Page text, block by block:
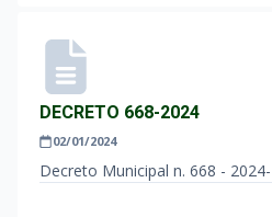
DECRETO 668-2024
02/01/2024
Decreto Municipal n. 668 -